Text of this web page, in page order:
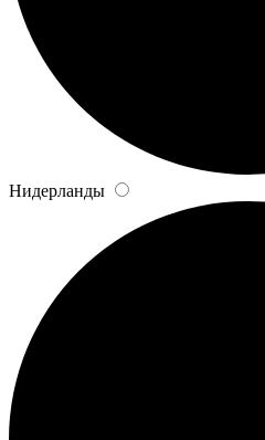
Нидерланды